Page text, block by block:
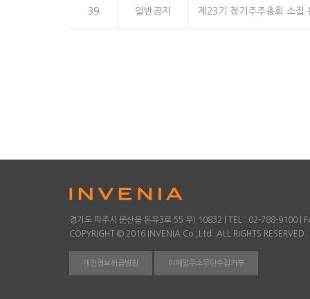
39 일반공지 제23기 정기주주총회 소집
경기도 파주시 문산읍 돈유3로 55 우) 10832 | TEL : 02-788-9100 |
COPYRIGHT © 2016 INVENIA Co.,Ltd. ALL RIGHTS RESERVED.
개인정보취급방침 이메일주소무단수집거부